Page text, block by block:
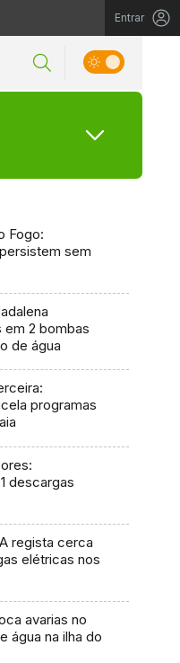
Entrar
Fogo:
sem
em 2 bombas
de água
programas
descargas
regista cerca
elétricas nos
avarias no
água na ilha do